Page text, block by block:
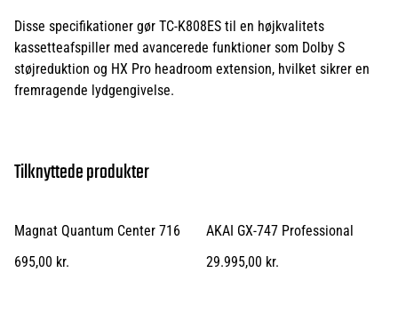
Disse specifikationer gør TC-K808ES til en højkvalitets
kassetteafspiller med avancerede funktioner som Dolby S
støjreduktion og HX Pro headroom extension, hvilket sikrer en
fremragende lydgengivelse.
Tilknyttede produkter
Magnat Quantum Center 716
695,00 kr.
AKAI GX-747 Professional
29.995,00 kr.